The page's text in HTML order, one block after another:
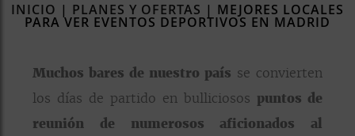
INICIO | PLANES Y OFERTAS | MEJORES LOCALES
PARA VER EVENTOS DEPORTIVOS EN MADRID
Muchos bares de nuestro país se convierten
los días de partido en bulliciosos puntos de
reunión de numerosos aficionados al